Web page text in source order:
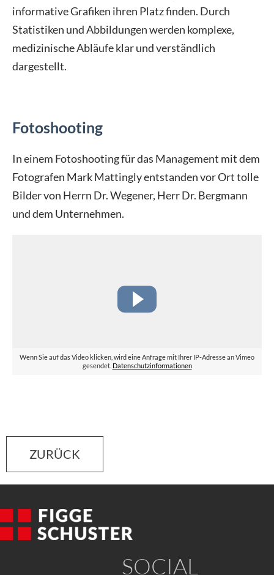
informative Grafiken ihren Platz finden. Durch
Statistiken und Abbildungen werden komplexe,
medizinische Abläufe klar und verständlich
dargestellt.
Fotoshooting
In einem Fotoshooting für das Management mit dem
Fotografen Mark Mattingly entstanden vor Ort tolle
Bilder von Herrn Dr. Wegener, Herr Dr. Bergmann
und dem Unternehmen.
Wenn Sie auf das Video klicken, wird eine Anfrage mit Ihrer IP-Adresse an Vimeo
gesendet. Datenschutzinformationen
ZURÜCK
SOCIAL